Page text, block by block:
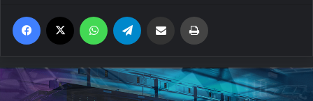
Facebook WhatsApp Email'den paylaş